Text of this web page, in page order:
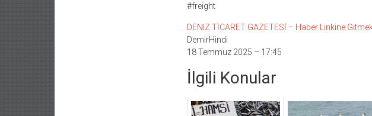
#freight
DENIZ TİCARET GAZETESİ – Haber Linkine
DemirHindi
18 Temmuz 2025 – 17:45
İlgili Konular